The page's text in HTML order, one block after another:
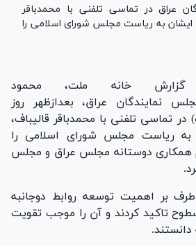
عراق در تماسی تلفنی با محمدباقر
ایشان به ریاست مجلس شورای اسلامی را
خانه ملت، محمود
نمایندگان عراق، بعدازظهر روز
ماه) در تماسی تلفنی با محمدباقر قالیباف،
به ریاست مجلس شورای اسلامی را
همکاری دوستانه مجلس عراق و مجلس
بر اهمیت توسعه روابط دوجانبه
تاکید کردند و آن را موجب تقویت